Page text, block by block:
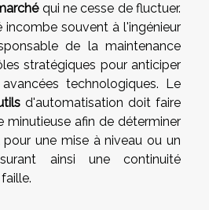
qui ne cesse de fluctuer.
incombe souvent à l'ingénieur
de la maintenance
stratégiques pour anticiper
technologiques. Le
d'automatisation doit faire
minutieuse afin de déterminer
une mise à niveau ou un
ainsi une continuité